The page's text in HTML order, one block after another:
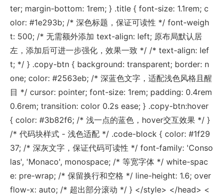
ter; margin-bottom: 1rem; } .title { font-size: 1.1rem; c
olor: #1e293b; /* 深色标题，保证可读性 */ font-weigh
t: 500; /* 无需额外添加 text-align: left; 原布局默认居
左，添加后可进一步强化，效果一致 */ /* text-align: lef
t; */ } .copy-btn { background: transparent; border: n
one; color: #2563eb; /* 深蓝色文字，适配浅色风格且醒
目 */ cursor: pointer; font-size: 1rem; padding: 0.4rem
0.6rem; transition: color 0.2s ease; } .copy-btn:hover
{ color: #3b82f6; /* 浅一点的蓝色，hover交互效果 */ }
/* 代码块样式 - 浅色适配 */ .code-block { color: #1f29
37; /* 深灰文字，保证代码可读性 */ font-family: 'Conso
las', 'Monaco', monospace; /* 等宽字体 */ white-spac
e: pre-wrap; /* 保留换行和空格 */ line-height: 1.6; over
flow-x: auto; /* 超出部分滚动 */ } </style> </head> <